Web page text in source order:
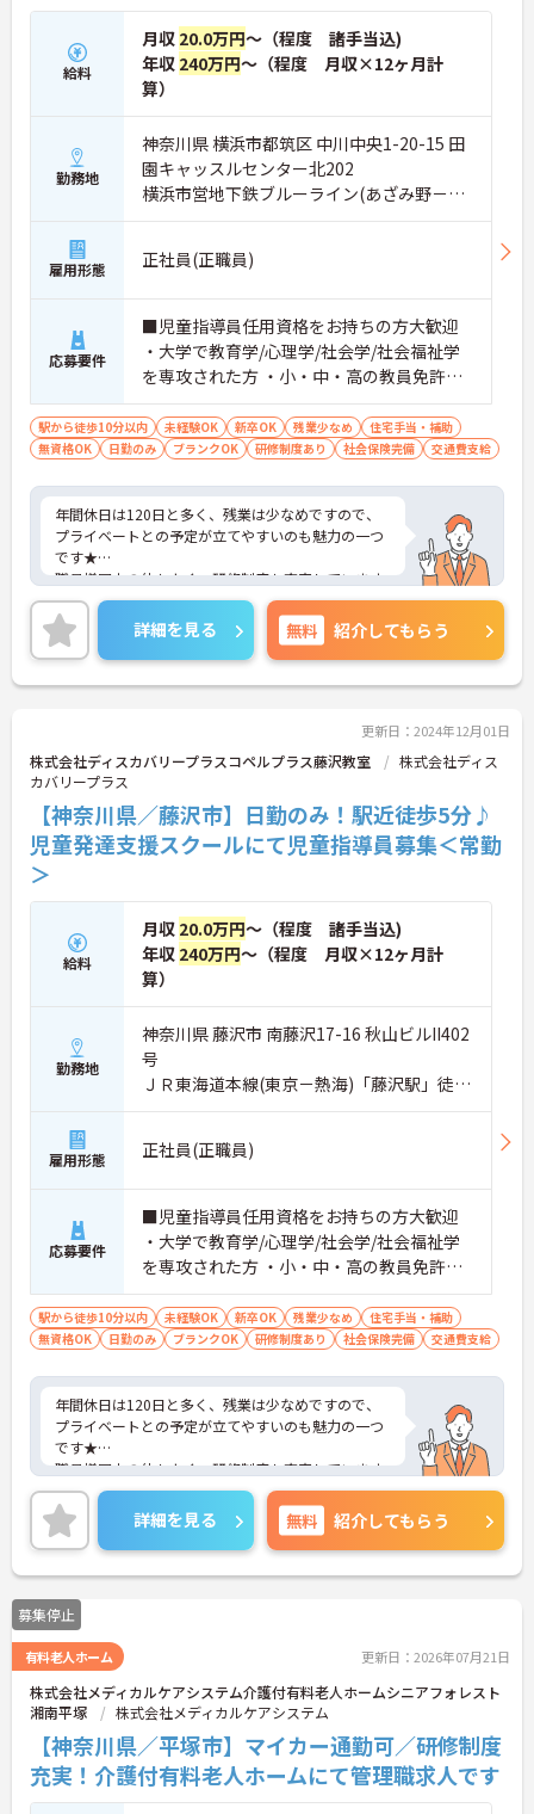
給料
月収 20.0万円～（程度 諸手当込)
年収 240万円～（程度 月収×12ヶ月計
算）
勤務地
神奈川県 横浜市都筑区 中川中央1-20-15 田
園キャッスルセンター北202
横浜市営地下鉄ブルーライン(あざみ野－湘
南台)「センター北駅」徒歩5分
雇用形態 正社員(正職員)
応募要件
■児童指導員任用資格をお持ちの方大歓迎
・大学で教育学/心理学/社会学/社会福祉学
を専攻された方 ・小・中・高の教員免許、
幼稚園教諭の免許保有者 等 ※無資格・未経
験も相談可能
駅から徒歩10分以内 未経験OK 新卒OK 残業少なめ
住宅手当・補助
無資格OK
日勤のみ ブランクOK 研修制度あり 社会保険完備 交通費支給
年間休日は120日と多く、残業は少なめですので、
プライベートとの予定が立てやすいのも魅力の一つ
です★
職員様同士の仲もよく、研修制度も充実しています
ので、初めての方はもちろん、
働きながらスキルアップを目指したいという方にも
ぴったりです。
最寄駅からは徒歩5分と駅チカですので、アクセス
良好です♪
に詳細をお話しいたしますので、お気軽にご相談く
ださい。
詳細を見る 無料 紹介してもらう
更新日：2024年12月01日
株式会社ディスカバリープラスコペルプラス藤沢教室
株式会社ディス
カバリープラス
【神奈川県／藤沢市】日勤のみ！駅近徒歩5分♪
児童発達支援スクールにて児童指導員募集＜常勤
＞
給料
月収 20.0万円～（程度 諸手当込)
年収 240万円～（程度 月収×12ヶ月計
算）
勤務地
神奈川県 藤沢市 南藤沢17-16 秋山ビルII402
号
ＪＲ東海道本線(東京－熱海)「藤沢駅」徒歩
5分
雇用形態 正社員(正職員)
応募要件
■児童指導員任用資格をお持ちの方大歓迎
・大学で教育学/心理学/社会学/社会福祉学
を専攻された方 ・小・中・高の教員免許、
幼稚園教諭の免許保有者 等 ※無資格・未経
験も相談可能
駅から徒歩10分以内 未経験OK 新卒OK 残業少なめ
住宅手当・補助
無資格OK
日勤のみ ブランクOK 研修制度あり 社会保険完備 交通費支給
年間休日は120日と多く、残業は少なめですので、
プライベートとの予定が立てやすいのも魅力の一つ
です★
職員様同士の仲もよく、研修制度も充実しています
ので、初めての方はもちろん、
働きながらスキルアップを目指したいという方にも
ぴったりです。
最寄駅からは徒歩5分と駅チカですので、アクセス
良好です♪
ご興味のある方には、面接対策ポイントなど、さら
に詳細をお話しいたしますので、お気軽にご相談く
ださい。
詳細を見る 無料 紹介してもらう
募集停止
有料老人ホーム 更新日：2026年07月21日
株式会社メディカルケアシステム介護付有料老人ホームシニアフォレスト
湘南平塚
株式会社メディカルケアシステム
【神奈川県／平塚市】マイカー通勤可／研修制度
充実！介護付有料老人ホームにて管理職求人です